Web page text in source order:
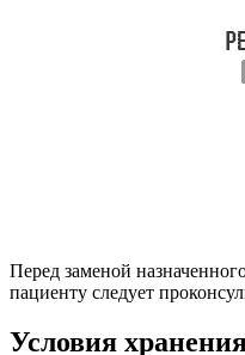
Перед заменой
пациенту следует
Условия